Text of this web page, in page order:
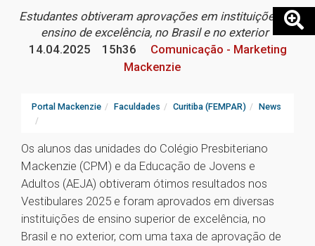
Estudantes obtiveram aprovações em instituições de
ensino de excelência, no Brasil e no exterior
14.04.2025
15h36
Comunicação - Marketing
Mackenzie
Portal Mackenzie Faculdades Curitiba (FEMPAR) News
Os alunos das unidades do Colégio Presbiteriano
Mackenzie (CPM) e da Educação de Jovens e
Adultos (AEJA) obtiveram ótimos resultados nos
Vestibulares 2025 e foram aprovados em diversas
instituições de ensino superior de excelência, no
Brasil e no exterior, com uma taxa de aprovação de